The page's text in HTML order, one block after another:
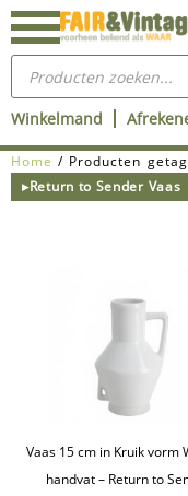
Ga
naar
inhoud
Producten
zoeken
Winkelmand
Home / Producten
▸Return to Sender Vaas
Vaas 15 cm in Kruik vorm
handvat – Return to